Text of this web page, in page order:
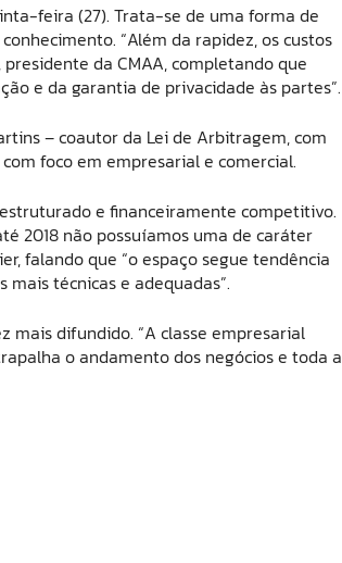
feira (27). Trata-se de uma forma de
“Além da rapidez, os custos
da CMAA, completando que
e da garantia de privacidade às partes”.
– coautor da Lei de Arbitragem, com
foco em empresarial e comercial.
e financeiramente competitivo.
2018 não possuíamos uma de caráter
falando que “o espaço segue tendência
técnicas e adequadas”.
mais difundido. “A classe empresarial
o andamento dos negócios e toda a